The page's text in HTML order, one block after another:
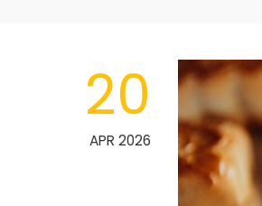
20
APR 2026